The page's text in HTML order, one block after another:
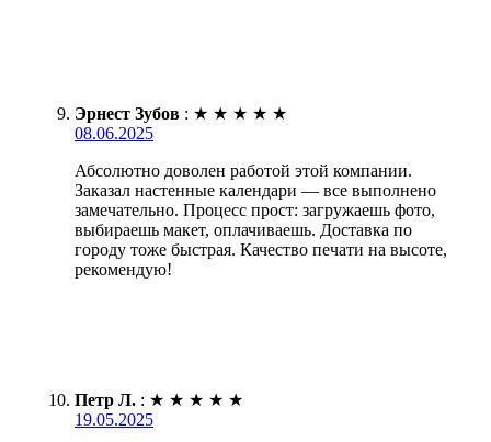
Эрнест Зубов : ★ ★ ★ ★ ★
08.06.2025
Абсолютно доволен работой этой компании.
Заказал настенные календари — все выполнено
замечательно. Процесс прост: загружаешь фото,
выбираешь макет, оплачиваешь. Доставка по
городу тоже быстрая. Качество печати на высоте,
рекомендую!
Петр Л. : ★ ★ ★ ★ ★
19.05.2025